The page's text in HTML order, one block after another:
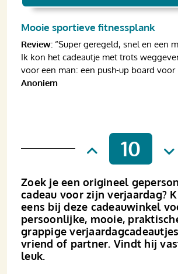
Mooie sportieve fitnessplank
Review: “Super geregeld, snel en een
Ik kon het cadeautje met trots
voor een man: een push-up board voor
Anoniem
10
Zoek je een origineel
cadeau voor zijn verjaardag?
eens bij deze cadeauwinkel
persoonlijke, mooie,
grappige
vriend of partner. Vindt hij
leuk.